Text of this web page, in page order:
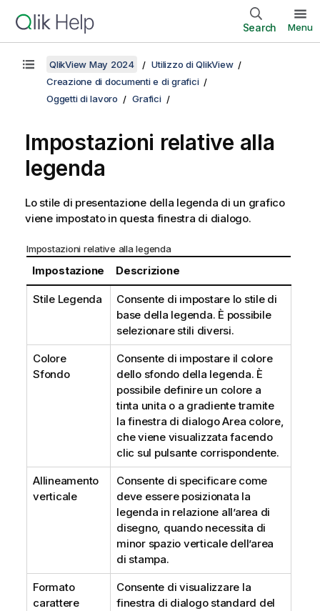
Search Menu
QlikView May 2024
Utilizzo di QlikView
Creazione di documenti e di grafici
Oggetti di lavoro
Grafici
Impostazioni relative alla
legenda
Lo stile di presentazione della legenda di un grafico
viene impostato in questa finestra di dialogo.
Impostazioni relative alla legenda
Impostazione Descrizione
Stile Legenda
Consente di impostare lo stile di
base della legenda. È possibile
selezionare stili diversi.
Colore
Sfondo
Consente di impostare il colore
dello sfondo della legenda. È
possibile definire un colore a
tinta unita o a gradiente tramite
la finestra di dialogo Area colore,
che viene visualizzata facendo
clic sul pulsante corrispondente.
Allineamento
verticale
Consente di specificare come
deve essere posizionata la
legenda in relazione all’area di
disegno, quando necessita di
minor spazio verticale dell’area
di stampa.
Formato
carattere
Consente di visualizzare la
finestra di dialogo standard del